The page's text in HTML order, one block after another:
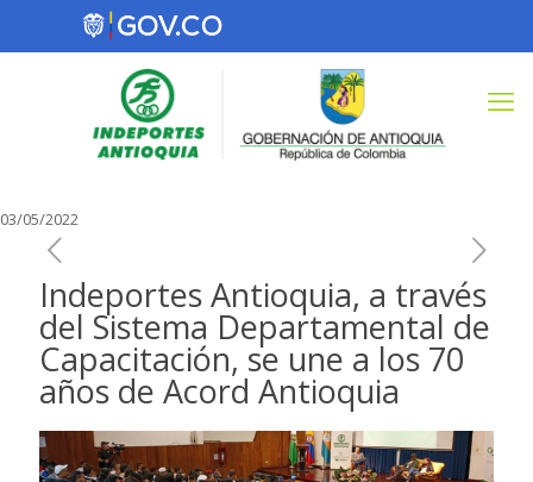
03/05/2022
Indeportes Antioquia, a través
del Sistema Departamental de
Capacitación, se une a los 70
años de Acord Antioquia